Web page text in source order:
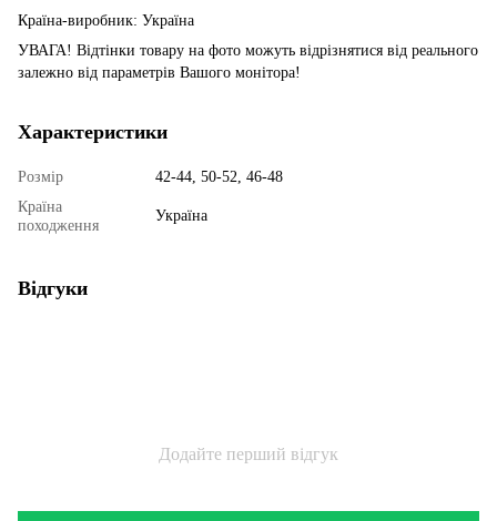
Країна-виробник: Україна
УВАГА! Відтінки товару на фото можуть відрізнятися від реального
залежно від параметрів Вашого монітора!
Характеристики
Розмір
42-44, 50-52, 46-48
Країна
походження
Україна
Відгуки
Додайте перший відгук